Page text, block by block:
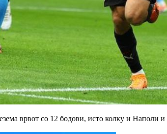
врвот со 12 бодови, исто колку и Наполи